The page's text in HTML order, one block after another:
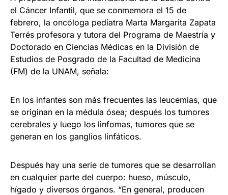
el Cáncer Infantil, que se conmemora el 15 de
febrero, la oncóloga pediatra Marta Margarita Zapata
Terrés profesora y tutora del Programa de Maestría y
Doctorado en Ciencias Médicas en la División de
Estudios de Posgrado de la Facultad de Medicina
(FM) de la UNAM, señala:
En los infantes son más frecuentes las leucemias, que
se originan en la médula ósea; después los tumores
cerebrales y luego los linfomas, tumores que se
generan en los ganglios linfáticos.
Después hay una serie de tumores que se desarrollan
en cualquier parte del cuerpo: hueso, músculo,
hígado y diversos órganos. “En general, producen